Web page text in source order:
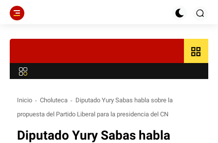
grid_view
Inicio Choluteca
Diputado Yury Sabas habla sobre la
propuesta del Partido Liberal para la presidencia del CN
Diputado Yury Sabas habla